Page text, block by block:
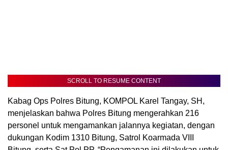
SCROLL TO RESUME CONTENT
Kabag Ops Polres Bitung, KOMPOL Karel Tangay, SH,
menjelaskan bahwa Polres Bitung mengerahkan 216
personel untuk mengamankan jalannya kegiatan, dengan
dukungan Kodim 1310 Bitung, Satrol Koarmada VIII